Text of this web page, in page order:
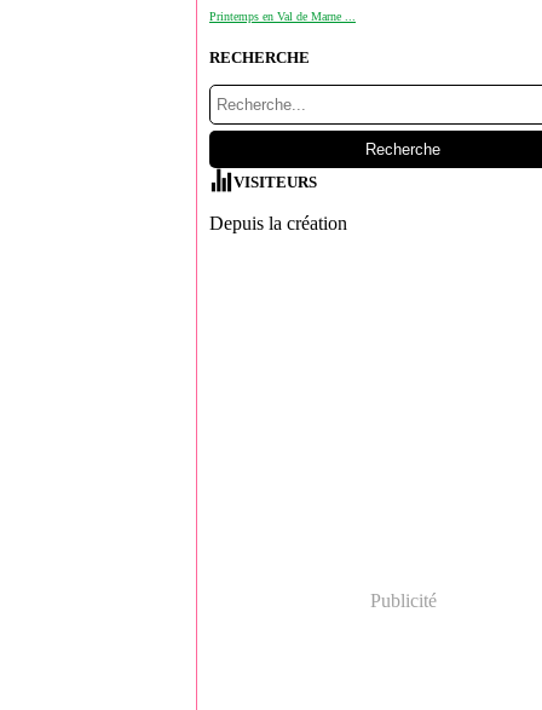
Printemps en Val de Marne ...
RECHERCHE
VISITEURS
Depuis la création
Publicité